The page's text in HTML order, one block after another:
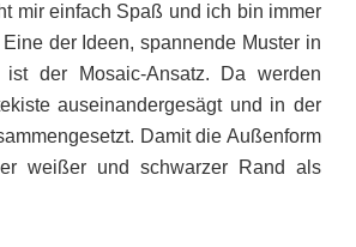
mir einfach Spaß und ich bin immer
der Ideen, spannende Muster in
ist der Mosaic-Ansatz. Da werden
auseinandergesägt und in der
Damit die Außenform
weißer und schwarzer Rand als